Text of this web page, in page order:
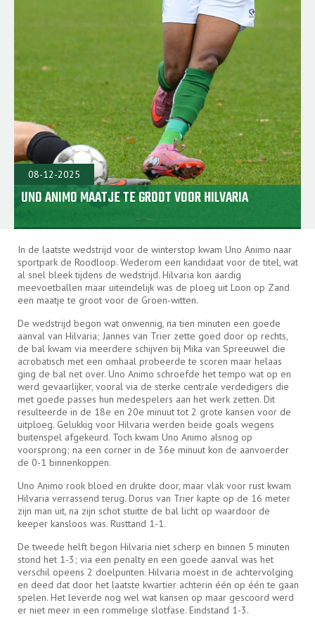
UNO ANIMO MAATJE TE GROOT VOOR HILVARIA
08-12-2025
In de laatste wedstrijd voor de winterstop kwam Uno Animo naar
sportpark de Roodloop. Wederom een kandidaat voor de titel, wat
al snel bleek tijdens de wedstrijd. Hilvaria kon aardig
meevoetballen maar uiteindelijk was de ploeg uit Loon op Zand
een maatje te groot voor de Groen-witten.
De wedstrijd begon wat onwennig, na tien minuten een goede
aanval van Hilvaria; Jannes van Trier zette goed door op rechts,
de bal kwam via meerdere schijven bij Mika van Spreeuwel die
acrobatisch met een omhaal probeerde te scoren maar helaas
ging de bal net over. Uno Animo schroefde het tempo wat op en
werd gevaarlijker, vooral via de sterke centrale verdedigers die
met goede passes hun medespelers aan het werk zetten. Dit
resulteerde in de 18e en 20e minuut tot 2 grote kansen voor de
uitploeg. Gelukkig voor Hilvaria werden beide goals wegens
buitenspel afgekeurd. Toch kwam Uno Animo alsnog op
voorsprong; na een corner in de 36e minuut kon de aanvoerder
de 0-1 binnenkoppen.
Uno Animo rook bloed en drukte door, maar vlak voor rust kwam
Hilvaria verrassend terug. Dorus van Trier kapte op de 16 meter
zijn man uit, na zijn schot stuitte de bal licht op waardoor de
keeper kansloos was. Rusttand 1-1.
De tweede helft begon Hilvaria niet scherp en binnen 5 minuten
stond het 1-3; via een penalty en een goede aanval was het
verschil opeens 2 doelpunten. Hilvaria moest in de achtervolging
en deed dat door het laatste kwartier achterin één op één te gaan
spelen. Het leverde nog wel wat kansen op maar gescoord werd
er niet meer in een rommelige slotfase. Eindstand 1-3.